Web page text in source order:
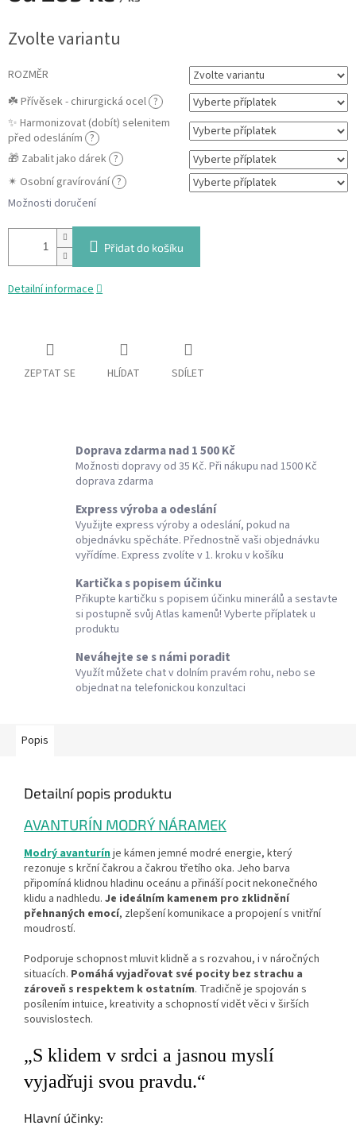
cena:
Zvolte variantu
ROZMĚR
☘️ Přívěsek - chirurgická ocel ?
✨ Harmonizovat (dobít) selenitem
před odesláním ?
🎁 Zabalit jako dárek ?
✴ Osobní gravírování ?
Možnosti doručení
Přidat do košíku
Detailní informace
ZEPTAT SE HLÍDAT SDÍLET
Doprava zdarma nad 1 500 Kč
Možnosti dopravy od 35 Kč. Při nákupu nad 1500 Kč
doprava zdarma
Express výroba a odeslání
Využijte express výroby a odeslání, pokud na
objednávku spěcháte. Přednostně vaši objednávku
vyřídíme. Express zvolíte v 1. kroku v košíku
Kartička s popisem účinku
Přikupte kartičku s popisem účinku minerálů a sestavte
si postupně svůj Atlas kamenů! Vyberte příplatek u
produktu
Neváhejte se s námi poradit
Využít můžete chat v dolním pravém rohu, nebo se
objednat na telefonickou konzultaci
Popis
Detailní popis produktu
AVANTURÍN MODRÝ NÁRAMEK
Modrý avanturín je kámen jemné modré energie, který
rezonuje s krční čakrou a čakrou třetího oka. Jeho barva
připomíná klidnou hladinu oceánu a přináší pocit nekonečného
klidu a nadhledu. Je ideálním kamenem pro zklidnění
přehnaných emocí, zlepšení komunikace a propojení s vnitřní
moudrostí.
Podporuje schopnost mluvit klidně a s rozvahou, i v náročných
situacích. Pomáhá vyjadřovat své pocity bez strachu a
zároveň s respektem k ostatním. Tradičně je spojován s
posílením intuice, kreativity a schopností vidět věci v širších
souvislostech.
„S klidem v srdci a jasnou myslí
vyjadřuji svou pravdu.“
Hlavní účinky: